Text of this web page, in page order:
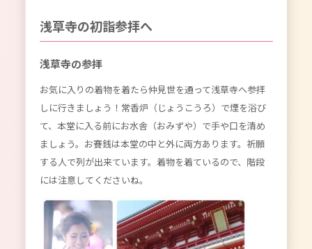
浅草寺の初詣参拝へ
浅草寺の参拝
お気に入りの着物を着たら仲見世を通って浅草寺へ参拝
しに行きましょう！常香炉（じょうこうろ）で煙を浴び
て、本堂に入る前にお水舎（おみずや）で手や口を清め
ましょう。お賽銭は本堂の中と外に両方あります。祈願
する人で列が出来ています。着物を着ているので、階段
には注意してくださいね。